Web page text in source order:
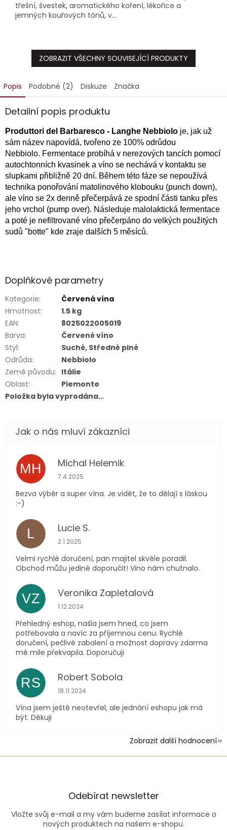
třešní, švestek, aromatického koření, lékořice a
jemných kouřových tónů, v...
ZOBRAZIT VŠECHNY SOUVISEJÍCÍ PRODUKTY
Popis Podobné (2) Diskuze Značka
Detailní popis produktu
Produttori del Barbaresco - Langhe Nebbiolo je, jak už
sám název napovídá, tvořeno ze 100% odrůdou
Nebbiolo. Fermentace probíhá v nerezových tancích pomocí
autochtonních kvasinek a víno se nechává v kontaktu se
slupkami přibližně 20 dní. Během této fáze se nepoužívá
technika ponořování matolinového klobouku (punch down),
ale víno se 2x denně přečerpává ze spodní části tanku přes
jeho vrchol (pump over). Následuje malolaktická fermentace
a poté je nefiltrované víno přečerpáno do velkých použitých
sudů "botte" kde zraje dalších 5 měsíců.
Doplňkové parametry
Kategorie:
Červená vína
Hmotnost:
1.5 kg
EAN:
8025022005019
Barva:
Červené víno
Styl:
Suché, Středně plné
Odrůda:
Nebbiolo
Země původu: Itálie
Oblast:
Piemonte
Položka byla vyprodána…
MH Michal Helemik
Hodnocení obchodu je 5 z 5 hvězdiček.
7.4.2025
Bezva výběr a super vína. Je vidět, že to dělají s láskou
:-)
L Lucie S.
Hodnocení obchodu je 5 z 5 hvězdiček.
2.1.2025
Velmi rychlé doručení, pan majitel skvěle poradil.
Obchod můžu jedině doporučit! Vino nám chutnalo.
VZ Veronika Zapletalová
Hodnocení obchodu je 5 z 5 hvězdiček.
1.12.2024
Přehledný eshop, našla jsem hned, co jsem
potřebovala a navíc za příjemnou cenu. Rychlé
doručení, pečlivé zabalení a možnost dopravy zdarma
mě mile překvapila. Doporučuji
RS Robert Sobola
Hodnocení obchodu je 5 z 5 hvězdiček.
18.11.2024
Vína jsem ještě neotevřel, ale jednání eshopu jak má
být. Děkuji
Zobrazit další hodnocení
Odebírat newsletter
Vložte svůj e-mail a my vám budeme zasílat informace o
nových produktech na našem e-shopu.